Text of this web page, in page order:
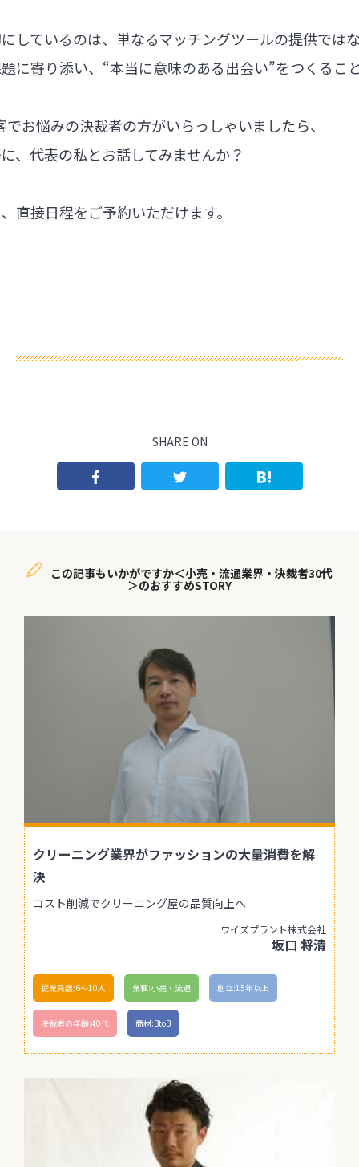
しているのは、単なるマッチングツールの提供では
に寄り添い、“本当に意味のある出会い”をつくるこ
お悩みの決裁者の方がいらっしゃいましたら、
、代表の私とお話してみませんか？
直接日程をご予約いただけます。
SHARE ON
この記事もいかがですか＜小売・流通業界・決裁者30代
＞のおすすめSTORY
クリーニング業界がファッションの大量消費を解
決
コスト削減でクリーニング屋の品質向上へ
ワイズプラント株式会社
坂口 将清
従業員数:6～10人 業種:小売・流通 創立:15年以上
決裁者の年齢:40代 商材:BtoB